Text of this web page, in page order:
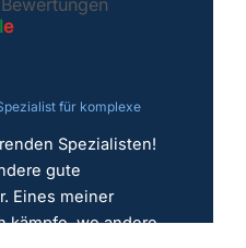
le
für komplexe
Spezialisten!
gute
Eines meiner
kämpfe, wo andere